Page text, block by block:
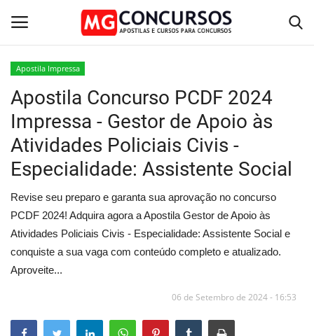
Home
Apostilas PDF
Apostila Impressa
Cursos Online
Combo Apostilas
Apostila Impressa
Apostila Concurso PCDF 2024
Impressa - Gestor de Apoio às
Atividades Policiais Civis -
Especialidade: Assistente Social
Revise seu preparo e garanta sua aprovação no concurso
PCDF 2024! Adquira agora a Apostila Gestor de Apoio às
Atividades Policiais Civis - Especialidade: Assistente Social e
conquiste a sua vaga com conteúdo completo e atualizado.
Aproveite...
06 de Setembro de 2024 - 16:53